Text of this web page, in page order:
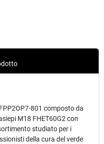
801 composto da
M18 FHET60G2 con
studiato per i
della cura del verde